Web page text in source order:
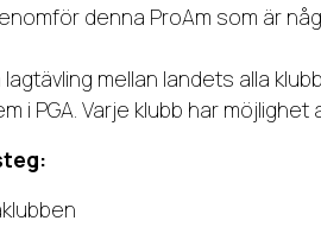
denna ProAm som är
mellan landets alla
i PGA. Varje klubb har